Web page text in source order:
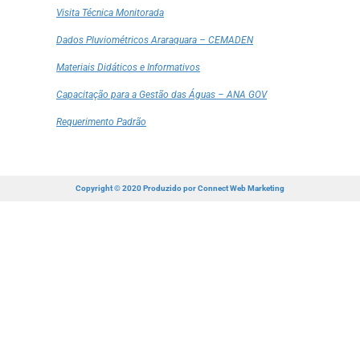
Visita Técnica Monitorada
Dados Pluviométricos Araraquara – CEMADEN
Materiais Didáticos e Informativos
Capacitação para a Gestão das Águas – ANA GOV
Requerimento Padrão
Copyright © 2020 Produzido porConnect Web Marketing